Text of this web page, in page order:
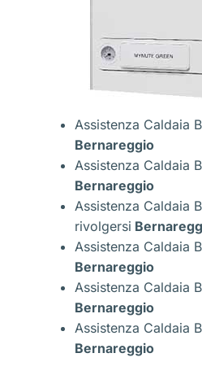
Assistenza Caldaia
Bernareggio
Assistenza Caldaia
Bernareggio
Assistenza Caldaia
rivolgersi
Assistenza Caldaia
Bernareggio
Assistenza Caldaia
Bernareggio
Assistenza Caldaia
Bernareggio